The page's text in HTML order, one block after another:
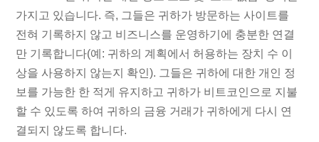
가지고 있습니다. 즉, 그들은 귀하가 방문하는 사이트를
전혀 기록하지 않고 비즈니스를 운영하기에 충분한 연결
만 기록합니다(예: 귀하의 계획에서 허용하는 장치 수 이
상을 사용하지 않는지 확인). 그들은 귀하에 대한 개인 정
보를 가능한 한 적게 유지하고 귀하가 비트코인으로 지불
할 수 있도록 하여 귀하의 금융 거래가 귀하에게 다시 연
결되지 않도록 합니다.